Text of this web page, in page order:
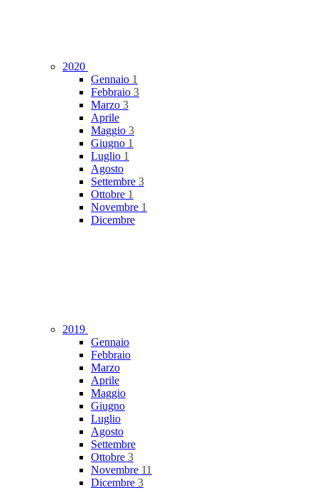
2020
Gennaio 1
Febbraio 3
Marzo 3
Aprile
Maggio 3
Giugno 1
Luglio 1
Agosto
Settembre 3
Ottobre 1
Novembre 1
Dicembre
2019
Gennaio
Febbraio
Marzo
Aprile
Maggio
Giugno
Luglio
Agosto
Settembre
Ottobre 3
Novembre 11
Dicembre 3